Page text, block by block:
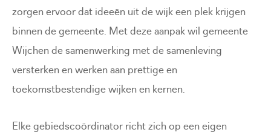
zorgen ervoor dat ideeën uit de wijk een plek krijgen
binnen de gemeente. Met deze aanpak wil gemeente
Wijchen de samenwerking met de samenleving
versterken en werken aan prettige en
toekomstbestendige wijken en kernen.
Elke gebiedscoördinator richt zich op een eigen